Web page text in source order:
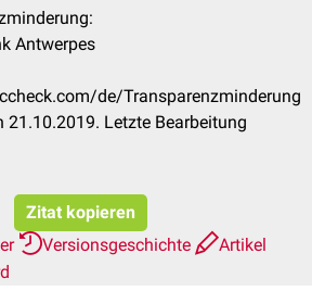
Antwerpes
de/Transparenzminderung
21.10.2019. Letzte Bearbeitung
Zitat kopieren
Versionsgeschichte
Artikel